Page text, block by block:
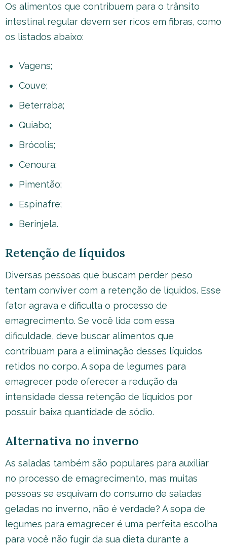
Os alimentos que contribuem para o trânsito
intestinal regular devem ser ricos em fibras, como
os listados abaixo:
Vagens;
Couve;
Beterraba;
Quiabo;
Brócolis;
Cenoura;
Pimentão;
Espinafre;
Berinjela.
Retenção de líquidos
Diversas pessoas que buscam perder peso
tentam conviver com a retenção de líquidos. Esse
fator agrava e dificulta o processo de
emagrecimento. Se você lida com essa
dificuldade, deve buscar alimentos que
contribuam para a eliminação desses líquidos
retidos no corpo. A sopa de legumes para
emagrecer pode oferecer a redução da
intensidade dessa retenção de líquidos por
possuir baixa quantidade de sódio.
Alternativa no inverno
As saladas também são populares para auxiliar
no processo de emagrecimento, mas muitas
pessoas se esquivam do consumo de saladas
geladas no inverno, não é verdade? A sopa de
legumes para emagrecer é uma perfeita escolha
para você não fugir da sua dieta durante a